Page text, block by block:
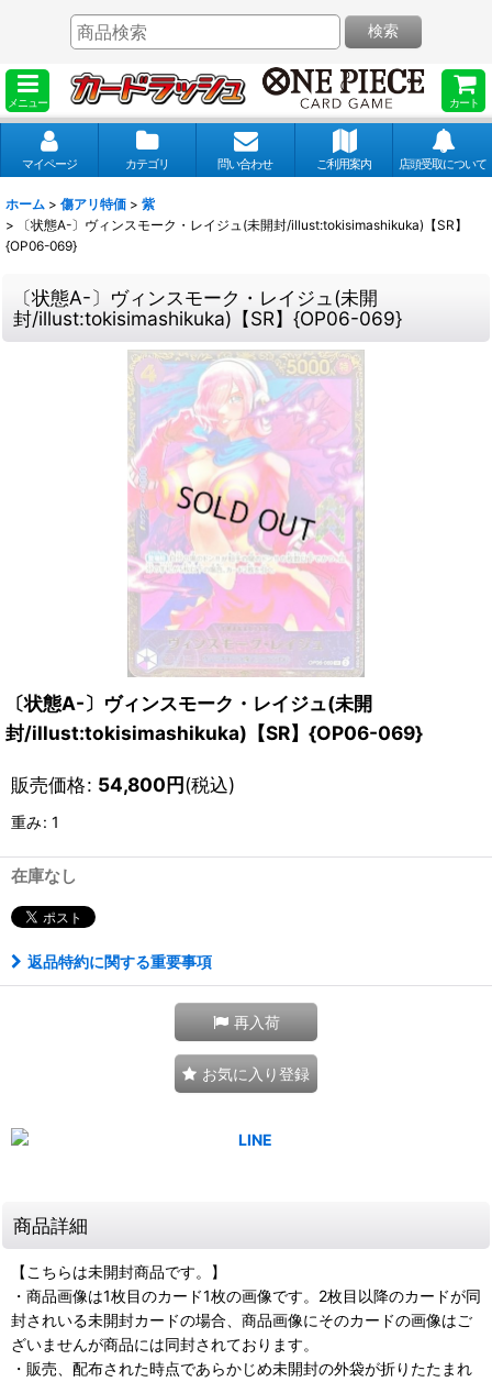
メニュー カート
検索
マイページ カテゴリ 問い合わせ ご利用案内 店頭受取について
ホーム > 傷アリ特価 > 紫
>
〔状態A-〕ヴィンスモーク・レイジュ(未開封/illust:tokisimashikuka)【SR】
{OP06-069}
〔状態A-〕ヴィンスモーク・レイジュ(未開
封/illust:tokisimashikuka)【SR】{OP06-069}
〔状態A-〕ヴィンスモーク・レイジュ(未開
封/illust:tokisimashikuka)【SR】{OP06-069}
販売価格: 54,800円(税込)
重み: 1
在庫なし
返品特約に関する重要事項
再入荷
お気に入り登録
商品詳細
【こちらは未開封商品です。】
・商品画像は1枚目のカード1枚の画像です。2枚目以降のカードが同
封されいる未開封カードの場合、商品画像にそのカードの画像はご
ざいませんが商品には同封されております。
・販売、配布された時点であらかじめ未開封の外袋が折りたたまれ